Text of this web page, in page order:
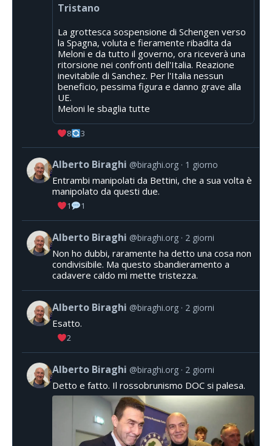
Tristano
La grottesca sospensione di Schengen verso
la Spagna, voluta e fieramente ribadita da
Meloni e da tutto il governo, ora riceverà una
ritorsione nei confronti dell'Italia. Reazione
inevitabile di Sanchez. Per l'Italia nessun
beneficio, pessima figura e danno grave alla
UE.
Meloni le sbaglia tutte
8 3
Alberto Biraghi @biraghi.org 1 giorno
Entrambi manipolati da Bettini, che a sua volta è
manipolato da questi due.
1 1
Alberto Biraghi @biraghi.org 2 giorni
Non ho dubbi, raramente ha detto una cosa non
condivisibile. Ma questo sbandieramento a
cadavere caldo mi mette tristezza.
Alberto Biraghi @biraghi.org 2 giorni
Esatto.
2
Alberto Biraghi @biraghi.org 2 giorni
Detto e fatto. Il rossobrunismo DOC si palesa.